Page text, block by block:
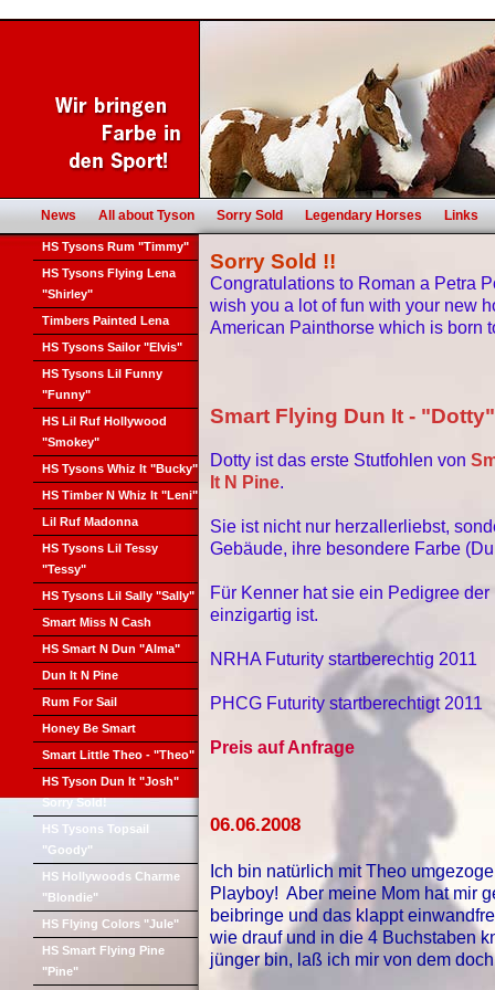
News All about Tyson Sorry Sold Legendary Horses Links
HS Tysons Rum "Timmy"
HS Tysons Flying Lena
"Shirley"
Timbers Painted Lena
HS Tysons Sailor "Elvis"
HS Tysons Lil Funny
"Funny"
HS Lil Ruf Hollywood
"Smokey"
HS Tysons Whiz It "Bucky"
HS Timber N Whiz It "Leni"
Lil Ruf Madonna
HS Tysons Lil Tessy
"Tessy"
HS Tysons Lil Sally "Sally"
Smart Miss N Cash
HS Smart N Dun "Alma"
Dun It N Pine
Rum For Sail
Honey Be Smart
Smart Little Theo - "Theo"
HS Tyson Dun It "Josh"
Sorry Sold!
HS Tysons Topsail
"Goody"
HS Hollywoods Charme
"Blondie"
HS Flying Colors "Jule"
HS Smart Flying Pine
"Pine"
Sorry Sold !!
Congratulations to Roman a Petra
wish you a lot of fun with your new
American Painthorse which is born
Smart Flying Dun It -
Dotty ist das erste Stutfohlen von
It N Pine.
Sie ist nicht nur herzallerliebst,
Gebäude, ihre besondere Farbe
Für Kenner hat sie ein Pedigree
einzigartig ist.
NRHA Futurity startberechtig 2011
PHCG Futurity startberechtigt 2011
Preis auf Anfrage
06.06.2008
Ich bin natürlich mit Theo
Playboy! Aber meine Mom hat mir
beibringe und das klappt
wie drauf und in die 4 Buchstaben
jünger bin, laß ich mir von dem